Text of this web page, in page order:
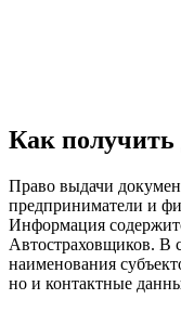
Как получить
Право выдачи
предприниматели и
Информация
Автостраховщиков. В
наименования
но и контактные